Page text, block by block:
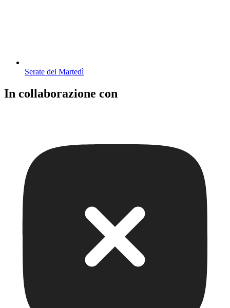
Serate del Martedì
In collaborazione con